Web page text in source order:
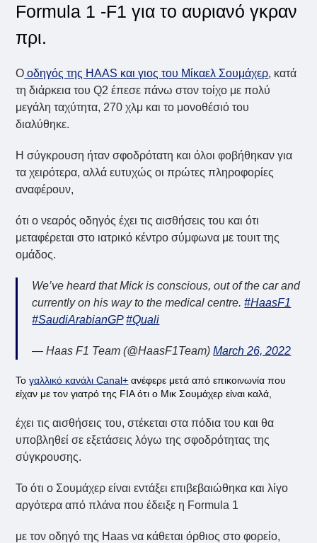
Formula 1 -F1 για το αυριανό γκραν
πρι.
O οδηγός της HAAS και γιος του Μίκαελ Σουμάχερ, κατά
τη διάρκεια του Q2 έπεσε πάνω στον τοίχο με πολύ
μεγάλη ταχύτητα, 270 χλμ και το μονοθέσιό του
διαλύθηκε.
Η σύγκρουση ήταν σφοδρότατη και όλοι φοβήθηκαν για
τα χειρότερα, αλλά ευτυχώς οι πρώτες πληροφορίες
αναφέρουν,
ότι ο νεαρός οδηγός έχει τις αισθήσεις του και ότι
μεταφέρεται στο ιατρικό κέντρο σύμφωνα με τουιτ της
ομάδος.
We’ve heard that Mick is conscious, out of the car and
currently on his way to the medical centre.#HaasF1
#SaudiArabianGP #Quali
— Haas F1 Team (@HaasF1Team)March 26, 2022
Τογαλλικό κανάλι Canal+ ανέφερε μετά από επικοινωνία που
είχαν με τον γιατρό της FIA ότι ο Μικ Σουμάχερ είναι καλά,
έχει τις αισθήσεις του, στέκεται στα πόδια του και θα
υποβληθεί σε εξετάσεις λόγω της σφοδρότητας της
σύγκρουσης.
Το ότι ο Σουμάχερ είναι εντάξει επιβεβαιώθηκα και λίγο
αργότερα από πλάνα που έδειξε η Formula 1
με τον οδηγό της Haas να κάθεται όρθιος στο φορείο,